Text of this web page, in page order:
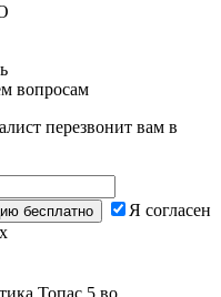
вопросам
перезвонит вам в
Я согласен
Топас 5 во